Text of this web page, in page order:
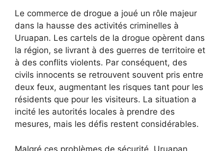
Le commerce de drogue a joué un rôle majeur
dans la hausse des activités criminelles à
Uruapan. Les cartels de la drogue opèrent dans
la région, se livrant à des guerres de territoire et
à des conflits violents. Par conséquent, des
civils innocents se retrouvent souvent pris entre
deux feux, augmentant les risques tant pour les
résidents que pour les visiteurs. La situation a
incité les autorités locales à prendre des
mesures, mais les défis restent considérables.
Malgré ces problèmes de sécurité, Uruapan